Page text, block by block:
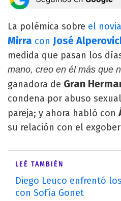
La polémica sobre el
Mirra con José
medida que pasan los
mano, creo en él más que
ganadora de Gran
condena por abuso
pareja; y ahora habló con
su relación con el
LEÉ TAMBIÉN
Diego Leuco enfrentó
con Sofía Gonet